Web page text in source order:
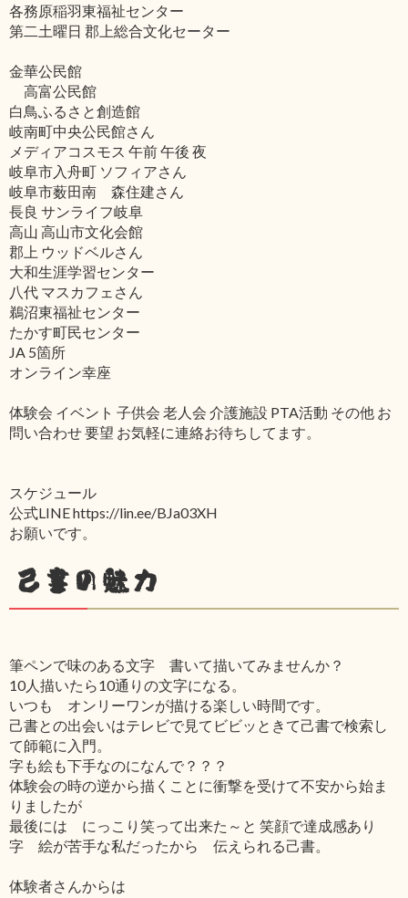
各務原稲羽東福祉センター
第二土曜日 郡上総合文化セーター
金華公民館
高富公民館
白鳥ふるさと創造館
岐南町中央公民館さん
メディアコスモス 午前 午後 夜
岐阜市入舟町 ソフィアさん
岐阜市薮田南 森住建さん
長良 サンライフ岐阜
高山 高山市文化会館
郡上 ウッドベルさん
大和生涯学習センター
八代 マスカフェさん
鵜沼東福祉センター
たかす町民センター
JA 5箇所
オンライン幸座
体験会 イベント 子供会 老人会 介護施設 PTA活動 その他 お
問い合わせ 要望 お気軽に連絡お待ちしてます。
スケジュール
公式LINE https://lin.ee/BJa03XH
お願いです。
己書の魅力
筆ペンで味のある文字 書いて描いてみませんか？
10人描いたら10通りの文字になる。
いつも オンリーワンが描ける楽しい時間です。
己書との出会いはテレビで見てビビッときて己書で検索し
て師範に入門。
字も絵も下手なのになんで？？？
体験会の時の逆から描くことに衝撃を受けて不安から始ま
りましたが
最後には にっこり笑って出来た～と 笑顔で達成感あり
字 絵が苦手な私だったから 伝えられる己書。
体験者さんからは